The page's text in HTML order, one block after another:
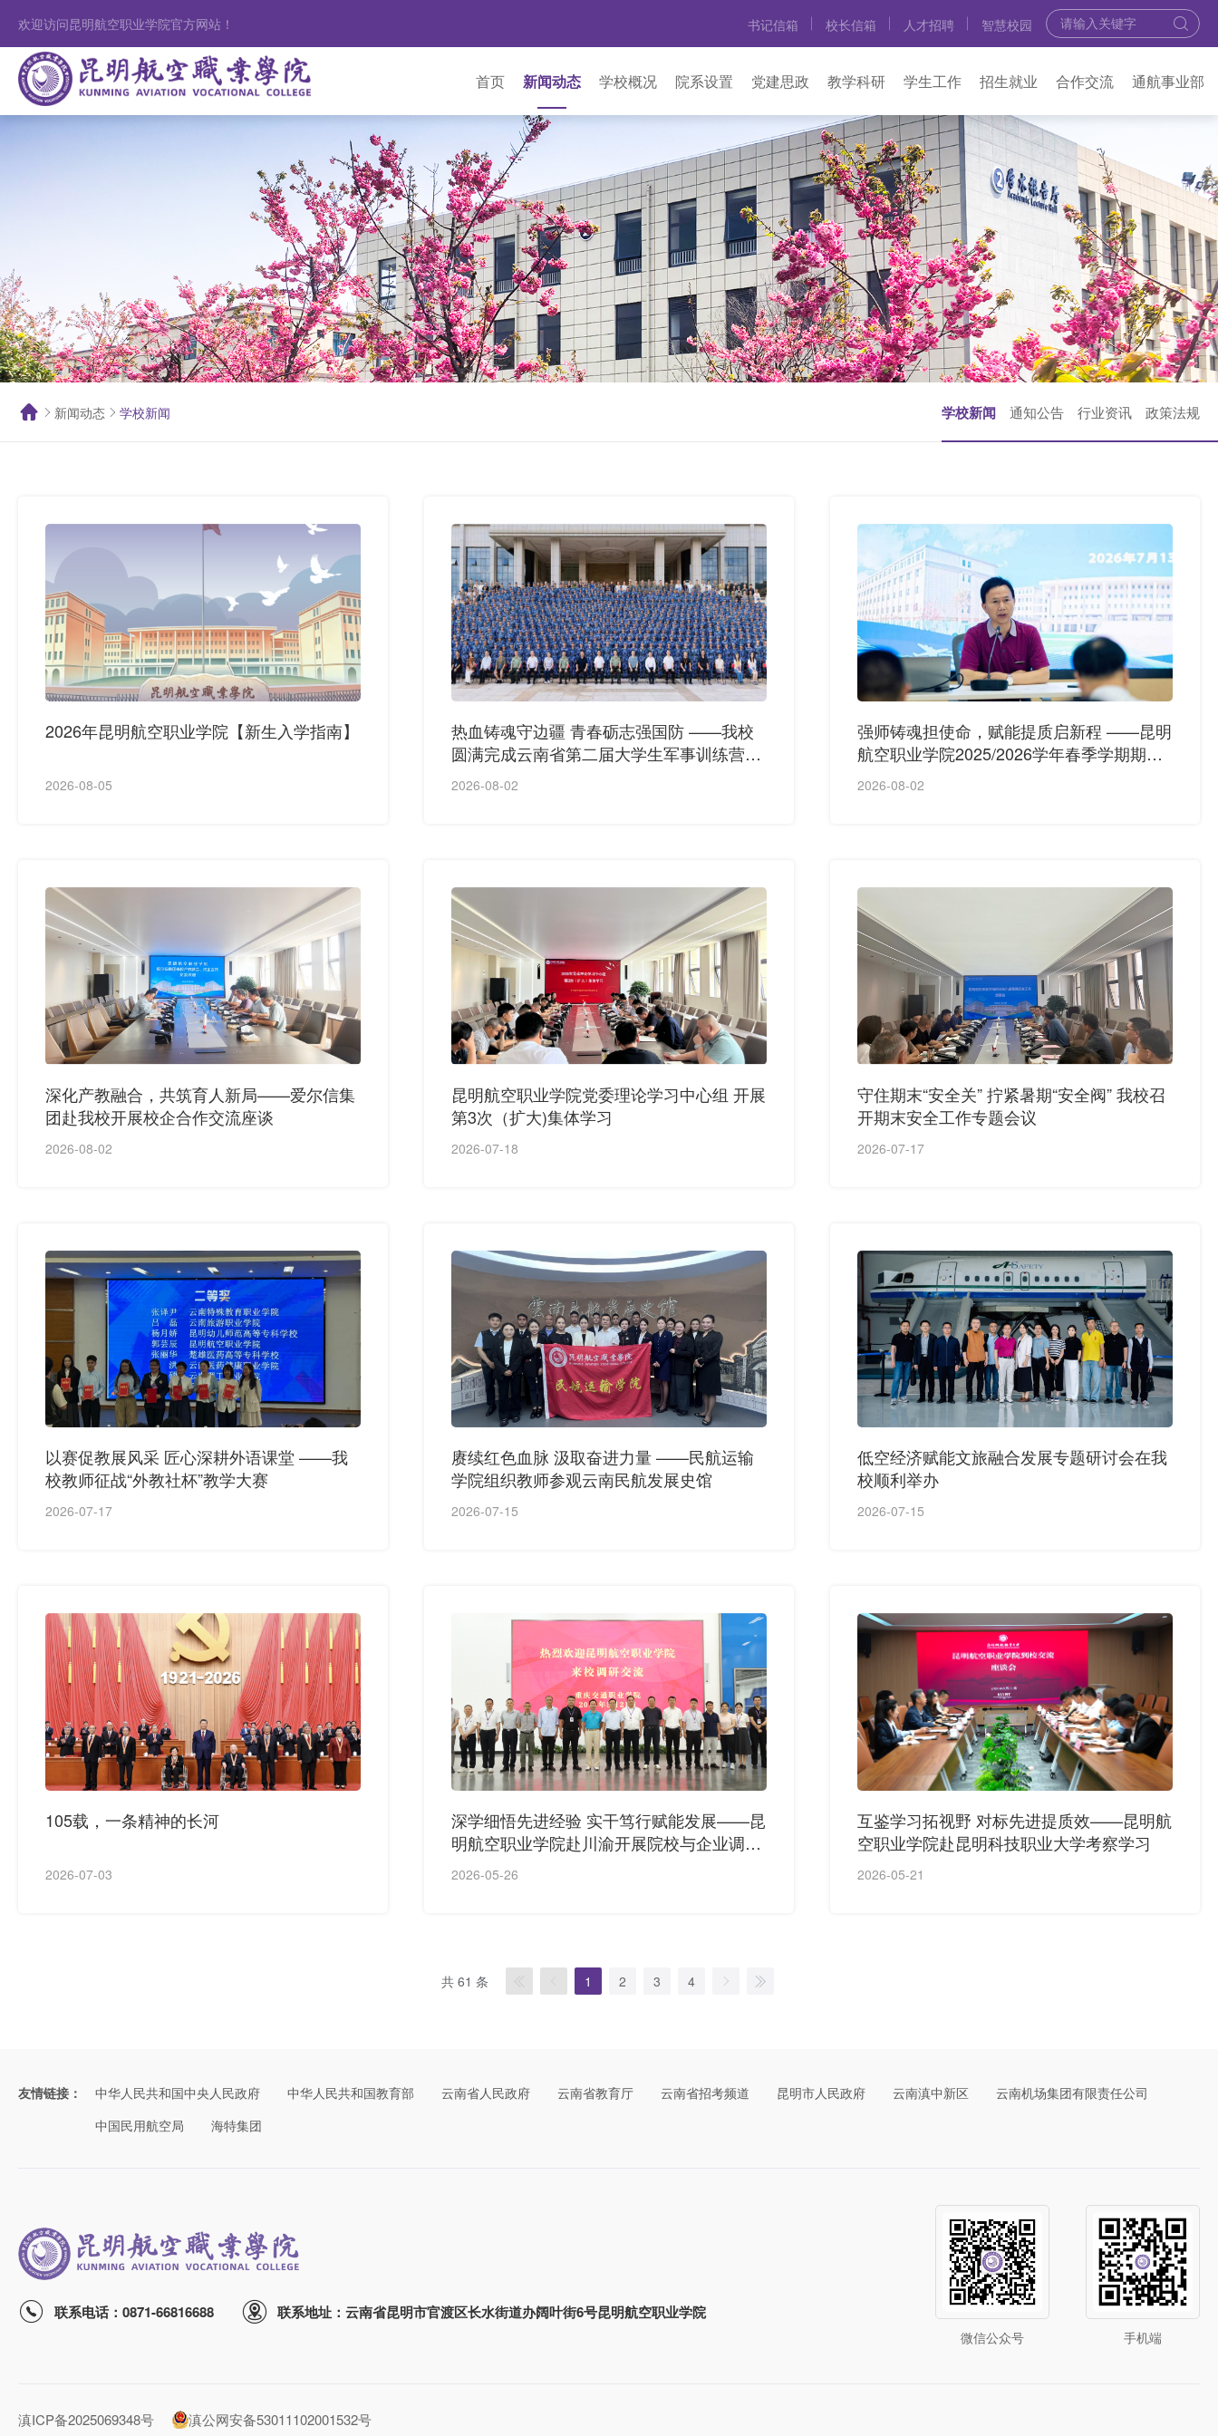
欢迎访问昆明航空职业学院官方网站！ 书记信箱 校长信箱 人才招聘 智慧校园
首页 新闻动态 学校概况 院系设置 党建思政 教学科研 学生工作 招生就业 合作交流 通航事业部
新闻动态 学校新闻 学校新闻 通知公告 行业资讯 政策法规
2026年昆明航空职业学院【新生入学指南】
2026-08-05
热血铸魂守边疆 青春砺志强国防 ——我校
圆满完成云南省第二届大学生军事训练营任
务并斩获佳绩
2026-08-02
强师铸魂担使命，赋能提质启新程 ——昆明
航空职业学院2025/2026学年春季学期期末
教职工集中培训圆满收官
2026-08-02
深化产教融合，共筑育人新局——爱尔信集
团赴我校开展校企合作交流座谈
2026-08-02
昆明航空职业学院党委理论学习中心组 开展
第3次（扩大)集体学习
2026-07-18
守住期末“安全关” 拧紧暑期“安全阀” 我校召
开期末安全工作专题会议
2026-07-17
以赛促教展风采 匠心深耕外语课堂 ——我
校教师征战“外教社杯”教学大赛
2026-07-17
赓续红色血脉 汲取奋进力量 ——民航运输
学院组织教师参观云南民航发展史馆
2026-07-15
低空经济赋能文旅融合发展专题研讨会在我
校顺利举办
2026-07-15
105载，一条精神的长河
2026-07-03
深学细悟先进经验 实干笃行赋能发展——昆
明航空职业学院赴川渝开展院校与企业调研
考察
2026-05-26
互鉴学习拓视野 对标先进提质效——昆明航
空职业学院赴昆明科技职业大学考察学习
2026-05-21
共 61 条 1 2 3 4
友情链接： 中华人民共和国中央人民政府 中华人民共和国教育部 云南省人民政府 云南省教育厅 云南省招考频道 昆明市人民政府 云南滇中新区
云南机场集团有限责任公司
中国民用航空局
海特集团
联系电话：0871-66816688 联系地址：云南省昆明市官渡区长水街道办阔叶街6号昆明航空职业学院
微信公众号 手机端
滇ICP备2025069348号 滇公网安备53011102001532号